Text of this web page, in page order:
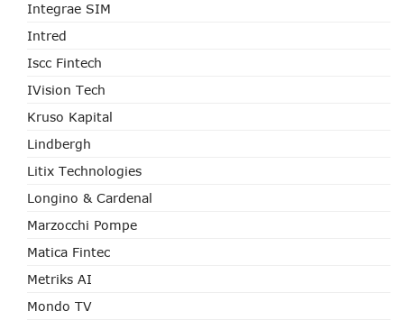
Integrae SIM
Intred
Iscc Fintech
IVision Tech
Kruso Kapital
Lindbergh
Litix Technologies
Longino & Cardenal
Marzocchi Pompe
Matica Fintec
Metriks AI
Mondo TV